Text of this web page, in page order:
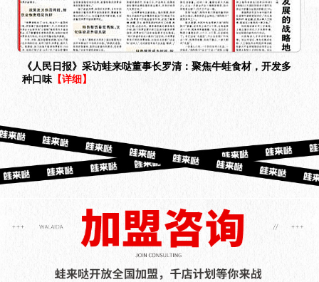
《人民日报》采访蛙来哒董事长罗清：聚焦牛蛙食材，开发多
种口味 【详细】